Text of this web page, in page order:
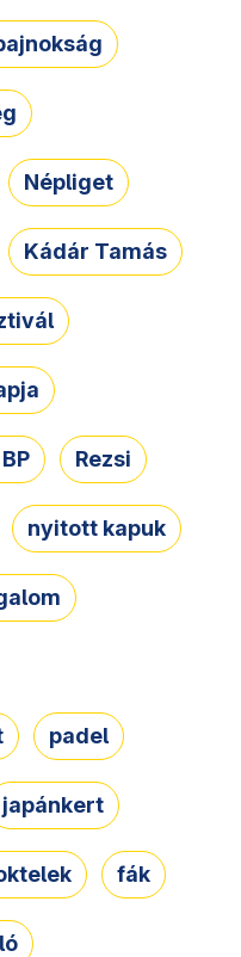
Népliget
Kádár Tamás
Rezsi
nyitott kapuk
padel
japánkert
fák